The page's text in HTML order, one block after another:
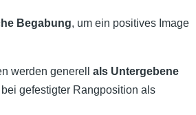
Begabung, um ein positives Image
werden generell als Untergebene
bei gefestigter Rangposition als